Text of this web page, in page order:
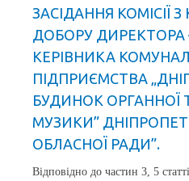
ЗАСІДАННЯ КОМІСІЇ
ДОБОРУ
КЕРІВНИКА
ПІДПРИЄМСТВА
БУДИНОК ОРГАННОЇ
МУЗИКИ”
ОБЛАСНОЇ РАДИ”.
Відповідно до частин 3, 5